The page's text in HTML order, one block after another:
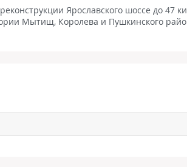
Ярославского шоссе до 47
Мытищ, Королева и Пушкинского